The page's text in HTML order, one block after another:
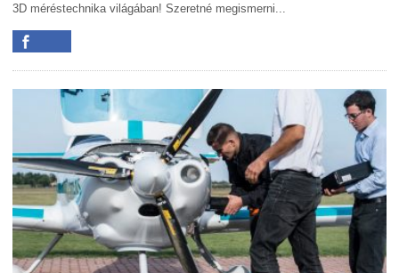
3D méréstechnika világában! Szeretné megismerni...